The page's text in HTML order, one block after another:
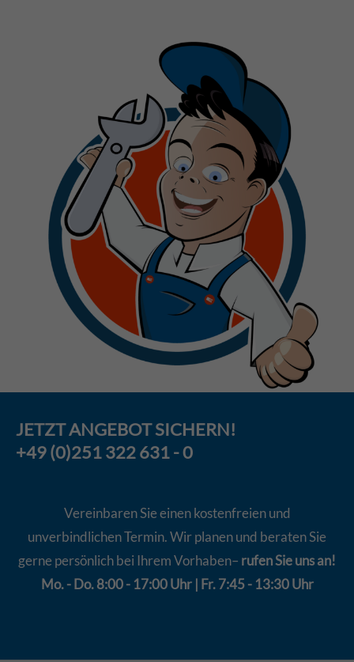
JETZTANGEBOTSICHERN!
+49 (0)251 322 631 - 0
Vereinbaren Sie einen kostenfreien und
unverbindlichen Termin. Wir planen und beraten Sie
gerne persönlich bei Ihrem Vorhaben– rufen Sie uns an!
Mo. - Do. 8:00 - 17:00 Uhr | Fr. 7:45 - 13:30 Uhr